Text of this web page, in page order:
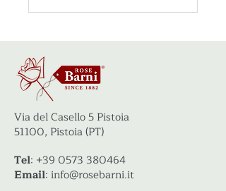
Via del Casello 5 Pistoia
51100, Pistoia (PT)
Tel: +39 0573 380464
Email: info@rosebarni.it